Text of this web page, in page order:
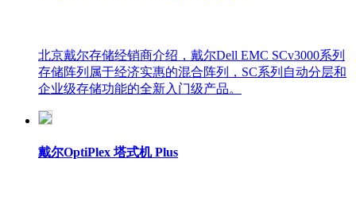
北京戴尔存储经销商介绍，戴尔Dell EMC SCv3000系列
存储阵列属于经济实惠的混合阵列，SC系列自动分层和
企业级存储功能的全新入门级产品。
戴尔OptiPlex 塔式机 Plus